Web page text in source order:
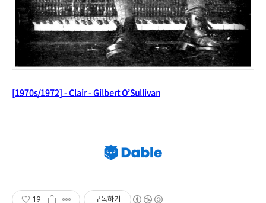
[1970s/1972] - Clair - Gilbert O’Sullivan
19 구독하기